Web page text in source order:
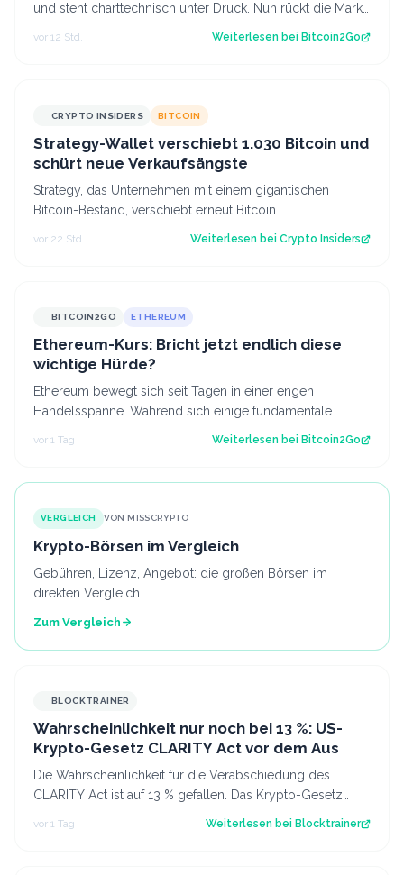
und steht charttechnisch unter Druck. Nun rückt die Marke
vor 12 Std. Weiterlesen bei Bitcoin2Go
CRYPTO INSIDERS BITCOIN
Strategy-Wallet verschiebt 1.030 Bitcoin und
schürt neue Verkaufsängste
Strategy, das Unternehmen mit einem gigantischen
Bitcoin-Bestand, verschiebt erneut Bitcoin
vor 22 Std. Weiterlesen bei Crypto Insiders
BITCOIN2GO ETHEREUM
Ethereum-Kurs: Bricht jetzt endlich diese
wichtige Hürde?
Ethereum bewegt sich seit Tagen in einer engen
Handelsspanne. Während sich einige fundamentale
Faktoren zuletzt verbessert haben, fehlt bisl…
vor 1 Tag Weiterlesen bei Bitcoin2Go
VERGLEICH VON MISSCRYPTO
Krypto-Börsen im Vergleich
Gebühren, Lizenz, Angebot: die großen Börsen im
direkten Vergleich.
Zum Vergleich
BLOCKTRAINER
Wahrscheinlichkeit nur noch bei 13 %: US-
Krypto-Gesetz CLARITY Act vor dem Aus
Die Wahrscheinlichkeit für die Verabschiedung des
CLARITY Act ist auf 13 % gefallen. Das Krypto-Gesetz
vor 1 Tag Weiterlesen bei Blocktrainer